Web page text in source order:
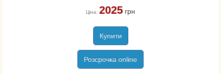
Ціна: 2025грн
Купити
Розсрочка online